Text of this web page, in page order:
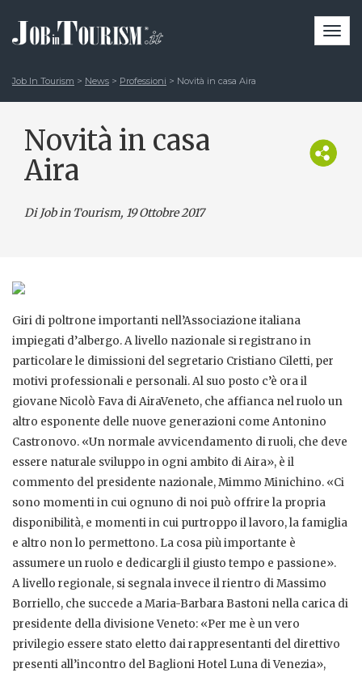
Job In Tourism > News > Professioni > Novità in casa Aira
Novità in casa
Aira
Di Job in Tourism, 19 Ottobre 2017
Giri di poltrone importanti nell’Associazione italiana
impiegati d’albergo. A livello nazionale si registrano in
particolare le dimissioni del segretario Cristiano Ciletti, per
motivi professionali e personali. Al suo posto c’è ora il
giovane Nicolò Fava di AiraVeneto, che affianca nel ruolo un
altro esponente delle nuove generazioni come Antonino
Castronovo. «Un normale avvicendamento di ruoli, che deve
essere naturale sviluppo in ogni ambito di Aira», è il
commento del presidente nazionale, Mimmo Minichino. «Ci
sono momenti in cui ognuno di noi può offrire la propria
disponibilità, e momenti in cui purtroppo il lavoro, la famiglia
e altro non lo permettono. La cosa più importante è
assumere un ruolo e dedicargli il giusto tempo e passione».
A livello regionale, si segnala invece il rientro di Massimo
Borriello, che succede a Maria-Barbara Bastoni nella carica di
presidente della divisione Veneto: «Per me è un vero
privilegio essere stato eletto dai rappresentanti del direttivo
presenti all’incontro del Baglioni Hotel Luna di Venezia»,